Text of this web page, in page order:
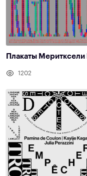
Плакаты
1202